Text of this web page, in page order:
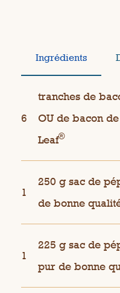
Ingrédients
6
tranches de
OU de bacon
Leaf®
1
250 g sac de
de bonne
1
225 g sac de
pur de bonne